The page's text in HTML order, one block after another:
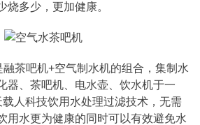
烧多少，更加健康。
融茶吧机+空气制水机的组合，集制水
器、茶吧机、电水壶、饮水机于一
人科技饮用水处理过滤技术，无需
用水更为健康的同时可以有效避免水